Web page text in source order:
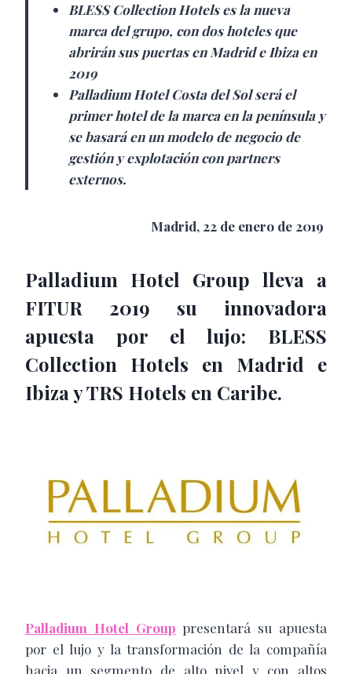
BLESS Collection Hotels es la nueva
marca del grupo, con dos hoteles que
abrirán sus puertas en Madrid e Ibiza en
2019
Palladium Hotel Costa del Sol será el
primer hotel de la marca en la península y
se basará en un modelo de negocio de
gestión y explotación con partners
externos.
Madrid, 22 de enero de 2019
Palladium Hotel Group lleva a
FITUR 2019 su innovadora
apuesta por el lujo: BLESS
Collection Hotels en Madrid e
Ibiza y TRS Hotels en Caribe.
Palladium Hotel Group presentará su apuesta
por el lujo y la transformación de la compañía
hacia un segmento de alto nivel y con altos